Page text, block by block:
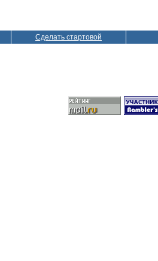
Сделать стартовой